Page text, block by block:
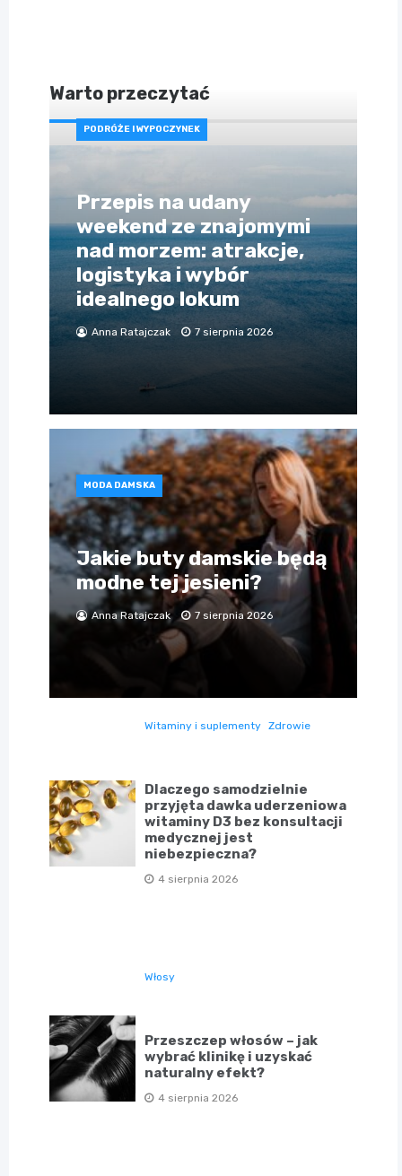
Warto przeczytać
PODRÓŻE I WYPOCZYNEK
Przepis na udany
weekend ze znajomymi
nad morzem: atrakcje,
logistyka i wybór
idealnego lokum
Anna Ratajczak 7 sierpnia 2026
MODA DAMSKA
Jakie buty damskie będą
modne tej jesieni?
Anna Ratajczak 7 sierpnia 2026
Witaminy i suplementy Zdrowie
Dlaczego samodzielnie
przyjęta dawka uderzeniowa
witaminy D3 bez konsultacji
medycznej jest
niebezpieczna?
4 sierpnia 2026
Włosy
Przeszczep włosów – jak
wybrać klinikę i uzyskać
naturalny efekt?
4 sierpnia 2026